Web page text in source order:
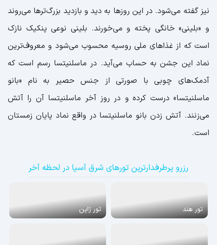
نیز گفته می‌شود. در این روزها به دید و بازدید بزرگ‌ترها می‌روند
و «بلینی» خانگی پخته و می‌خورند. بلینی نوعی پنکیک نازک
است که از غذاهای ملی روسیه محسوب می‌شود و معروف‌ترین
نماد این جشن به حساب می‌آید. در ماسلنیتسا رسم است که
آدمک‌های چوبی با صورتی از جنس حصیر به نام «بانو
ماسلنیتسا» درست کرده و در روز آخر ماسلنیتسا آن را آتش
می‌زنند. آتش زدن بانو ماسلنیتسا در واقع نماد پایان زمستان
است.
رزرو پرطرفدارترین تورهای شرق آسیا در لحظه آخر
تور هند تور ژاپن